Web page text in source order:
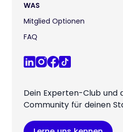
WAS
Mitglied Optionen
FAQ
Dein Experten-Club und
Community für deinen